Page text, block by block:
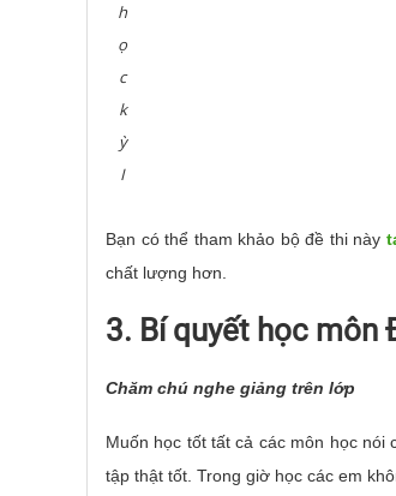
h
ọ
c
k
ỳ
I
Bạn có thể tham khảo bộ đề thi này
chất lượng hơn.
3. Bí quyết học môn
Chăm chú nghe giảng trên lớp
Muốn học tốt tất cả các môn học
tập thật tốt. Trong giờ học các em